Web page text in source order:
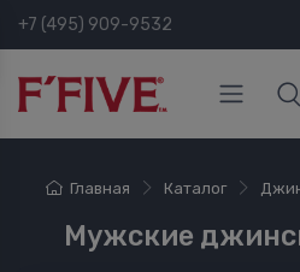
+7 (495) 909-9532
Главная Каталог
Мужские